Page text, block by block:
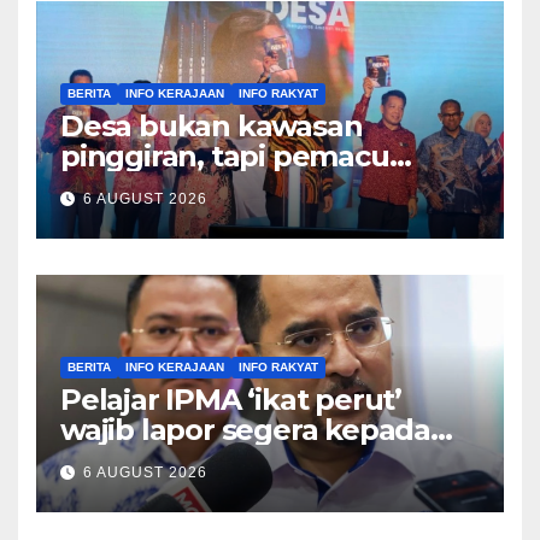
BERITA INFO KERAJAAN INFO RAKYAT
Desa bukan kawasan
pinggiran, tapi pemacu
ekonomi negara – Zahid
Hamidi
6 AUGUST 2026
BERITA INFO KERAJAAN INFO RAKYAT
Pelajar IPMA ‘ikat perut’
wajib lapor segera kepada
Pengarah – Asyraf Wajdi
6 AUGUST 2026